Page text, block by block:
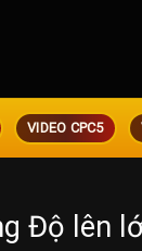
VIDEO CPC5
Độ lên